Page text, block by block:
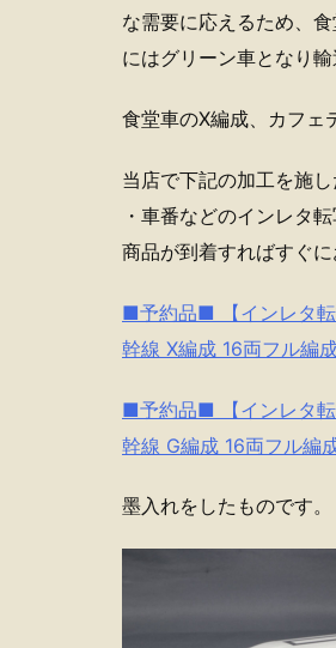
な需要に応えるため、
にはグリーン車となり
食堂車のX編成、カフェ
当店で下記の加工を施し
・車番などのインレタ転
商品が到着すればすぐに
■予約品■ 【インレタ
幹線 X編成 16両フル編
■予約品■ 【インレタ
幹線 G編成 16両フル編
墨入れをしたものです。